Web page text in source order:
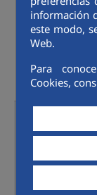
información
este modo,
Web.
Para
Cookies,